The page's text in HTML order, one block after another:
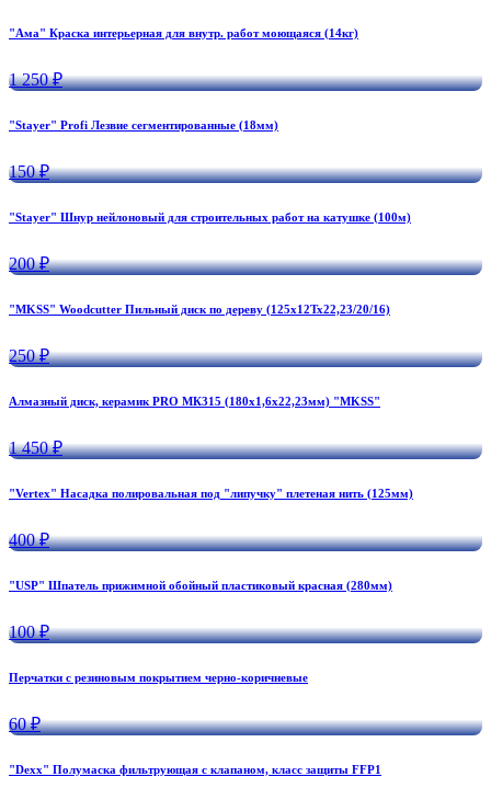
"Ама" Краска интерьерная для внутр. работ моющаяся (14кг)
1 250 ₽
"Stayer" Profi Лезвие сегментированные (18мм)
150 ₽
"Stayer" Шнур нейлоновый для строительных работ на катушке (100м)
200 ₽
"MKSS" Woodcutter Пильный диск по дереву (125х12Тх22,23/20/16)
250 ₽
Алмазный диск, керамик PRO МК315 (180х1,6х22,23мм) "MKSS"
1 450 ₽
"Vertex" Насадка полировальная под "липучку" плетеная нить (125мм)
400 ₽
"USP" Шпатель прижимной обойный пластиковый красная (280мм)
100 ₽
Перчатки с резиновым покрытием черно-коричневые
60 ₽
"Dexx" Полумаска фильтрующая с клапаном, класс защиты FFP1